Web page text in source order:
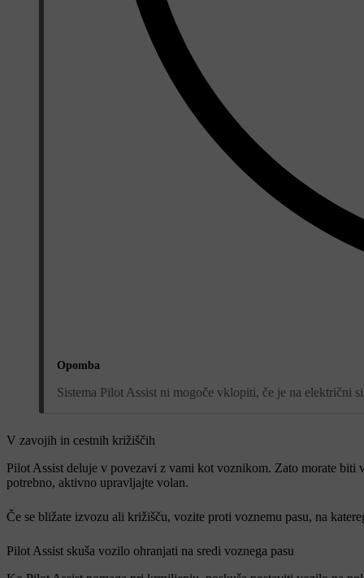
Opomba
Sistema Pilot Assist ni mogoče vklopiti, če je na električni
V zavojih in cestnih križiščih
Pilot Assist deluje v povezavi z vami kot voznikom. Zato morate
potrebno, aktivno upravljajte volan.
Če se bližate izvozu ali križišču, vozite proti voznemu pasu, na
Pilot Assist skuša vozilo ohranjati na sredi voznega pasu